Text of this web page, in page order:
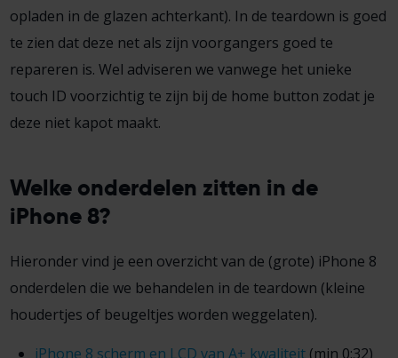
opladen in de glazen achterkant). In de teardown is goed
te zien dat deze net als zijn voorgangers goed te
repareren is. Wel adviseren we vanwege het unieke
touch ID voorzichtig te zijn bij de home button zodat je
deze niet kapot maakt.
Welke onderdelen zitten in de
iPhone 8?
Hieronder vind je een overzicht van de (grote) iPhone 8
onderdelen die we behandelen in de teardown (kleine
houdertjes of beugeltjes worden weggelaten).
iPhone 8 scherm en LCD van A+ kwaliteit(min 0:32)